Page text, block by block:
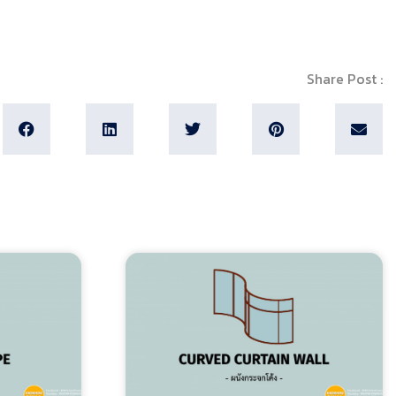
Share Post :